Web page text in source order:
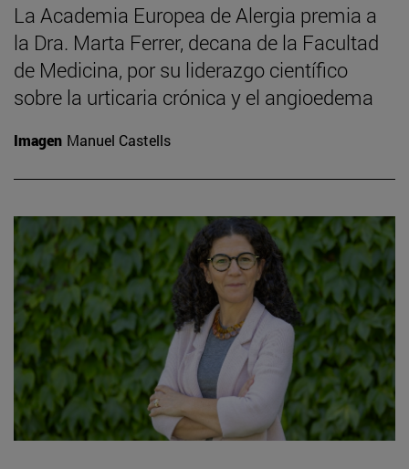
La Academia Europea de Alergia premia a
la Dra. Marta Ferrer, decana de la Facultad
de Medicina, por su liderazgo científico
sobre la urticaria crónica y el angioedema
Imagen Manuel Castells